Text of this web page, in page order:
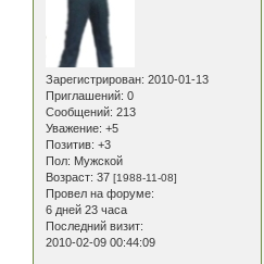
Зарегистрирован: 2010-01-13
Приглашений: 0
Сообщений: 213
Уважение: +5
Позитив: +3
Пол: Мужской
Возраст: 37 [1988-11-08]
Провел на форуме:
6 дней 23 часа
Последний визит:
2010-02-09 00:44:09